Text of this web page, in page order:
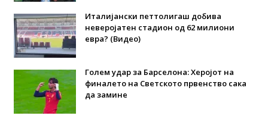
Италијански петтолигаш добива
неверојатен стадион од 62 милиони
евра? (Видео)
Голем удар за Барселона: Херојот на
финалето на Светското првенство сака
да замине